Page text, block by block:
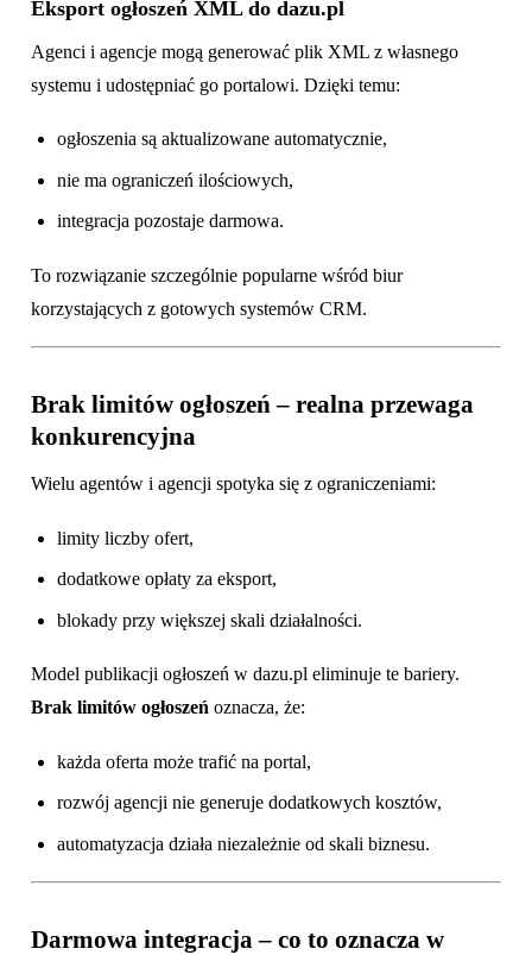
Eksport ogłoszeń XML do dazu.pl
Agenci i agencje mogą generować plik XML z własnego
systemu i udostępniać go portalowi. Dzięki temu:
ogłoszenia są aktualizowane automatycznie,
nie ma ograniczeń ilościowych,
integracja pozostaje darmowa.
To rozwiązanie szczególnie popularne wśród biur
korzystających z gotowych systemów CRM.
Brak limitów ogłoszeń – realna przewaga
konkurencyjna
Wielu agentów i agencji spotyka się z ograniczeniami:
limity liczby ofert,
dodatkowe opłaty za eksport,
blokady przy większej skali działalności.
Model publikacji ogłoszeń w dazu.pl eliminuje te bariery.
Brak limitów ogłoszeń oznacza, że:
każda oferta może trafić na portal,
rozwój agencji nie generuje dodatkowych kosztów,
automatyzacja działa niezależnie od skali biznesu.
Darmowa integracja – co to oznacza w